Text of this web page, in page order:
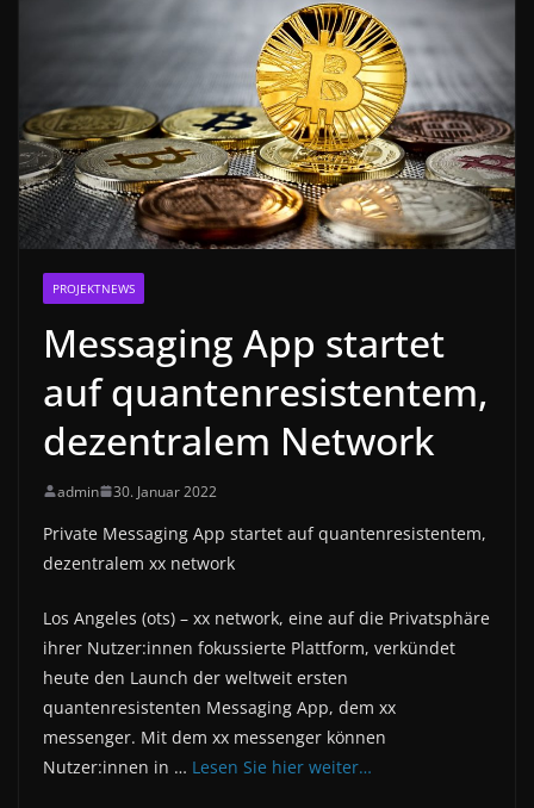
PROJEKTNEWS
Messaging App startet
auf quantenresistentem,
dezentralem Network
admin 30. Januar 2022
Private Messaging App startet auf quantenresistentem,
dezentralem xx network
Los Angeles (ots) – xx network, eine auf die Privatsphäre
ihrer Nutzer:innen fokussierte Plattform, verkündet
heute den Launch der weltweit ersten
quantenresistenten Messaging App, dem xx
messenger. Mit dem xx messenger können
Nutzer:innen in … Lesen Sie hier weiter…